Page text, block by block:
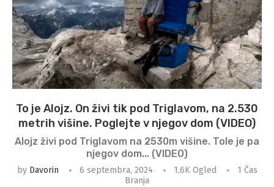
To je Alojz. On živi tik pod Triglavom, na 2.530
metrih višine. Poglejte v njegov dom (VIDEO)
Alojz živi pod Triglavom na 2530m višine. Tole je pa
njegov dom... (VIDEO)
by Davorin 6 septembra, 2024 1,6KOgled
1 Čas
Branja